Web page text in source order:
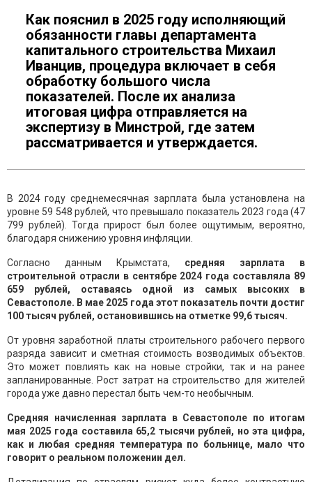
Как пояснил в 2025 году исполняющий
обязанности главы департамента
капитального строительства Михаил
Иванцив, процедура включает в себя
обработку большого числа
показателей. После их анализа
итоговая цифра отправляется на
экспертизу в Минстрой, где затем
рассматривается и утверждается.
В 2024 году среднемесячная зарплата была установлена на
уровне 59 548 рублей, что превышало показатель 2023 года (47
799 рублей). Тогда прирост был более ощутимым, вероятно,
благодаря снижению уровня инфляции.
Согласно данным Крымстата, средняя зарплата в
строительной отрасли в сентябре 2024 года составляла 89
659 рублей, оставаясь одной из самых высоких в
Севастополе. В мае 2025 года этот показатель почти достиг
100 тысяч рублей, остановившись на отметке 99,6 тысяч.
От уровня заработной платы строительного рабочего первого
разряда зависит и сметная стоимость возводимых объектов.
Это может повлиять как на новые стройки, так и на ранее
запланированные. Рост затрат на строительство для жителей
города уже давно перестал быть чем-то необычным.
Средняя начисленная зарплата в Севастополе по итогам
мая 2025 года составила 65,2 тысячи рублей, но эта цифра,
как и любая средняя температура по больнице, мало что
говорит о реальном положении дел.